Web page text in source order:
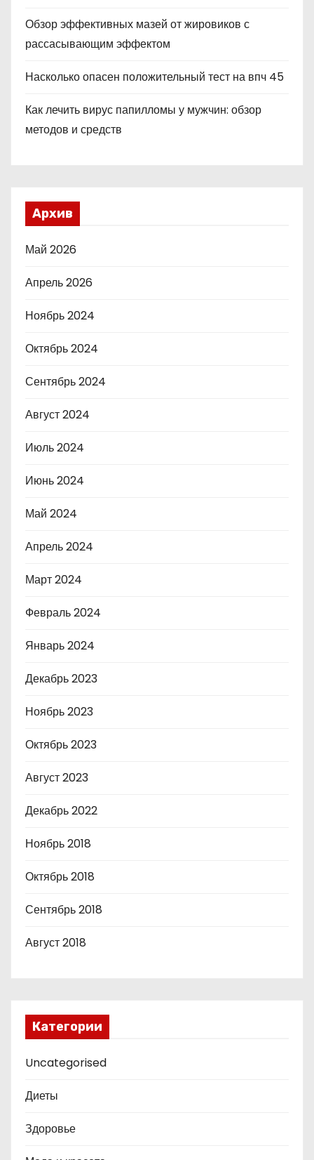
Обзор эффективных мазей от жировиков с
рассасывающим эффектом
Насколько опасен положительный тест на впч 45
Как лечить вирус папилломы у мужчин: обзор
методов и средств
Архив
Май 2026
Апрель 2026
Ноябрь 2024
Октябрь 2024
Сентябрь 2024
Август 2024
Июль 2024
Июнь 2024
Май 2024
Апрель 2024
Март 2024
Февраль 2024
Январь 2024
Декабрь 2023
Ноябрь 2023
Октябрь 2023
Август 2023
Декабрь 2022
Ноябрь 2018
Октябрь 2018
Сентябрь 2018
Август 2018
Категории
Uncategorised
Диеты
Здоровье